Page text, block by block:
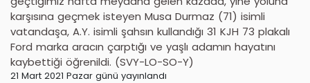
karşısına geçmek isteyen Musa Durmaz (71) isimli
vatandaşa, A.Y. isimli şahsın kullandığı 31 KJH 73 plakalı
Ford marka aracın çarptığı ve yaşlı adamın hayatını
kaybettiği öğrenildi. (SVY-LO-SO-Y)
21 Mart 2021 Pazar günü yayınlandı